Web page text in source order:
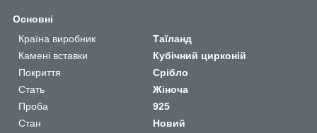
Основні
Країна виробник
Таїланд
Камені вставки
Кубічний цирконій
Покриття
Срібло
Стать
Жіноча
Проба
925
Стан
Новий